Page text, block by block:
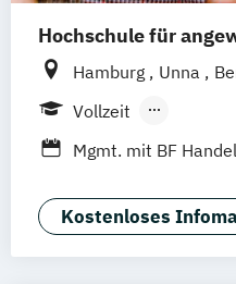
Hochschule für
Hamburg Unna
Mannheim
Stuttgart
Vollzeit
Berufsbegleitendes
Mgmt. mit BF
Social Media
Kostenloses